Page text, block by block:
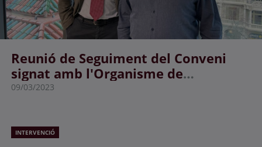
Reunió de Seguiment del Conveni
signat amb l'Organisme de
Recaptació i Gestió Tributària
09/03/2023
INTERVENCIÓ